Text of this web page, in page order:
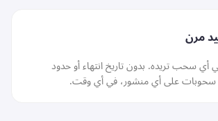
مرن
سحب تريده. بدون تاريخ انتهاء أو حدود
سحوبات على أي منشور، في أي وقت.